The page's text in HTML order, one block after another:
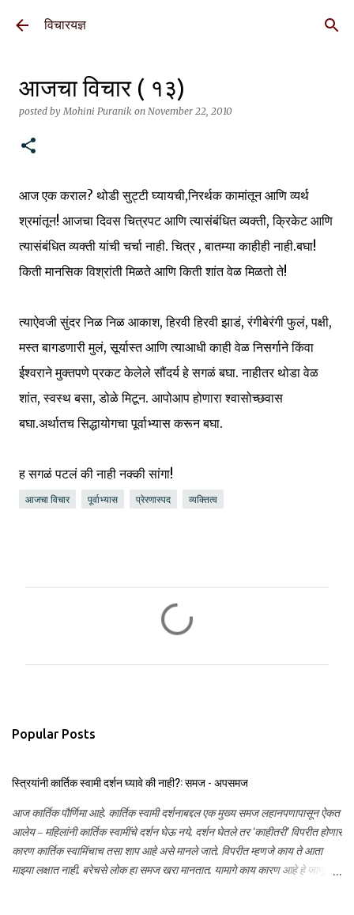
विचारयज्ञ
आजचा विचार ( १३)
posted byMohini Puranik on November 22, 2010
आज एक कराल? थोडी सुट्टी घ्यायची,निरर्थक कामांतून आणि व्यर्थ
श्रमांतून! आजचा दिवस चित्रपट आणि त्यासंबंधित व्यक्ती, क्रिकेट आणि
त्यासंबंधित व्यक्ती यांची चर्चा नाही. चित्र , बातम्या काहीही नाही.बघा!
किती मानसिक विश्रांती मिळते आणि किती शांत वेळ मिळतो ते!
त्याऐवजी सुंदर निळ निळ आकाश, हिरवी हिरवी झाडं, रंगीबेरंगी फुलं, पक्षी,
मस्त बागडणारी मुलं, सूर्यास्त आणि त्याआधी काही वेळ निसर्गाने किंवा
ईश्वराने मुक्तपणे प्रकट केलेले सौंदर्य हे सगळं बघा. नाहीतर थोडा वेळ
शांत, स्वस्थ बसा, डोळे मिटून. आपोआप होणारा श्वासोच्छवास
बघा.अर्थातच सिद्धायोगचा पूर्वाभ्यास करून बघा.
ह सगळं पटलं की नाही नक्की सांगा!
आजचा विचार पूर्वाभ्यास प्रेरणास्पद व्यक्तित्व
t
Popular Posts
स्त्रियांनी कार्तिक स्वामी दर्शन घ्यावे की नाही?: समज - अपसमज
आज कार्तिक पौर्णिमा आहे. कार्तिक स्वामी दर्शनाबद्दल एक मुख्य समज लहानपणापासून ऐकत
आलेय – महिलांनी कार्तिक स्वामींचे दर्शन घेऊ नये. दर्शन घेतले तर ‘काहीतरी’ विपरीत होणार
कारण कार्तिक स्वामिंचाच तसा शाप आहे असे मानले जाते. विपरीत म्हणजे काय ते आता
माझ्या लक्षात नाही. बरेचसे लोक हा समज खरा मानतात. यामागे काय कारण आहे हे जाणून